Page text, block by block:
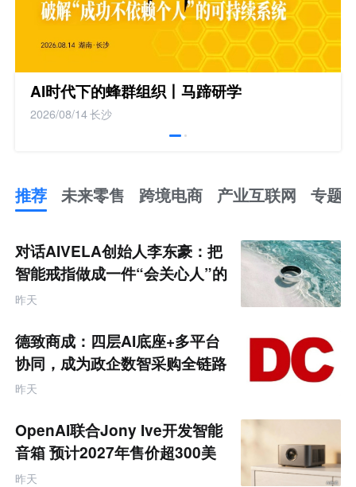
AI时代下的蜂群组织丨马蹄研学
2026/08/14长沙
推荐 未来零售 跨境电商 产业互联网 专题
来
零
售
跨
境
商
产
业
互
联
网
对话AIVELA创始人李东豪：把
智能戒指做成一件“会关心人”的
饰品
昨天
德致商成：四层AI底座+多平台
协同，成为政企数智采购全链路
服务商
昨天
OpenAI联合Jony Ive开发智能
音箱 预计2027年售价超300美
元
昨天